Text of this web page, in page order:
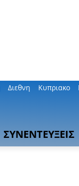
Διεθνη Κυπριακο
ΣΥΝΕΝΤΕΥΞΕΙΣ